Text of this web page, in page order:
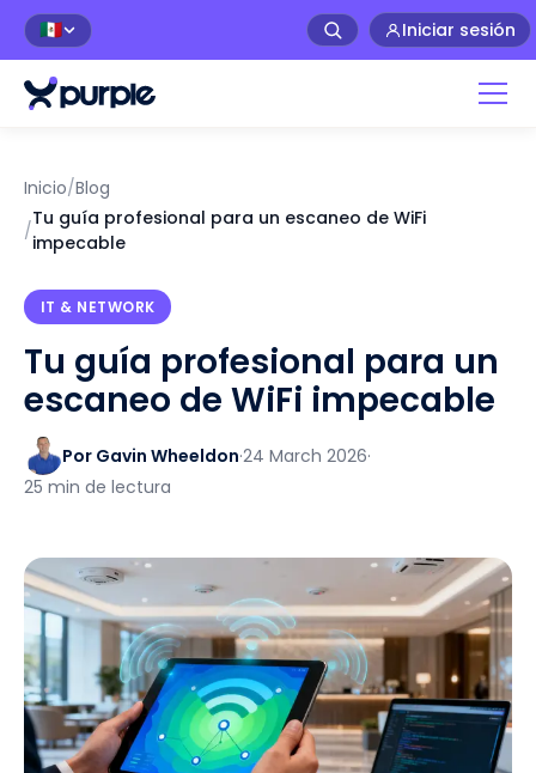
🇲🇽 Iniciar sesión
Inicio/Blog
/
Tu guía profesional para un escaneo de WiFi
impecable
IT & NETWORK
Tu guía profesional para un
escaneo de WiFi impecable
Por Gavin Wheeldon·24 March 2026·
25 min de lectura